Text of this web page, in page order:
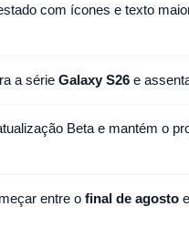
com ícones e texto
a série Galaxy S26e
Beta e mantém o
entre o final de agosto